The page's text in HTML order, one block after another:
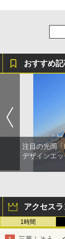
おすすめ記
注目の光岡
デザインエ
アクセス
1時間